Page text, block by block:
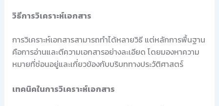
วิธีการวิเคราะห์เอกสาร
การวิเคราะห์เอกสารสามารถทำได้หลายวิธี แต่หลักการพื้นฐาน
คือการอ่านและตีความเอกสารอย่างละเอียด โดยมองหาความ
หมายที่ซ่อนอยู่และเกี่ยวข้องกับบริบททางประวัติศาสตร์
เทคนิคในการวิเคราะห์เอกสาร